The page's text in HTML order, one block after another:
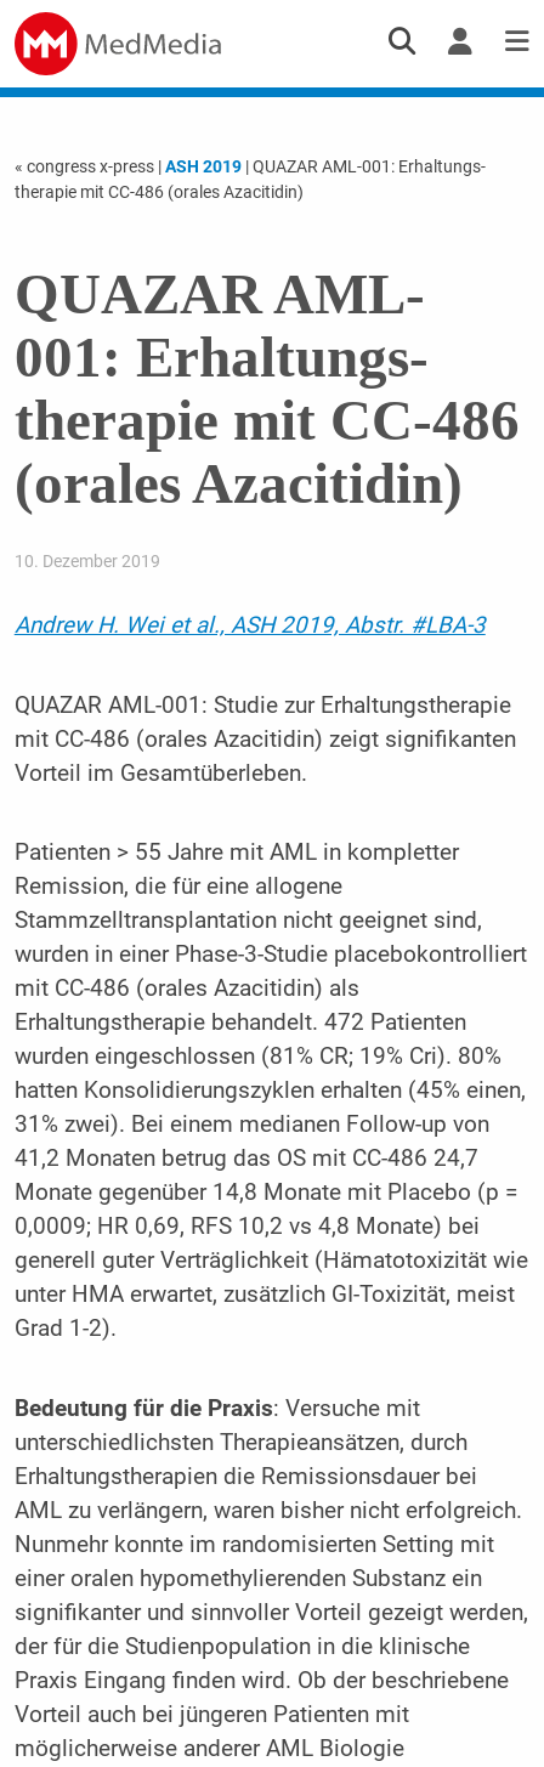
« congress x-press |ASH 2019| QUAZAR AML-001: Er­hal­tungs­
therapie mit CC-486 (orales Azacitidin)
QUAZAR AML-
001: Er­hal­tungs­
therapie mit CC-486
(orales Azacitidin)
10. Dezember 2019
Andrew H. Wei et al., ASH 2019, Abstr. #LBA-3
QUAZAR AML-001: Studie zur Erhaltungstherapie
mit CC-486 (orales Azacitidin) zeigt signifikanten
Vorteil im Gesamtüberleben.
Patienten > 55 Jahre mit AML in kompletter
Remission, die für eine allogene
Stammzelltransplantation nicht geeignet sind,
wurden in einer Phase-3-Studie placebokontrolliert
mit CC-486 (orales Azacitidin) als
Erhaltungstherapie behandelt. 472 Patienten
wurden eingeschlossen (81% CR; 19% Cri). 80%
hatten Konsolidierungszyklen erhalten (45% einen,
31% zwei). Bei einem medianen Follow-up von
41,2 Monaten betrug das OS mit CC-486 24,7
Monate gegenüber 14,8 Monate mit Placebo (p =
0,0009; HR 0,69, RFS 10,2 vs 4,8 Monate) bei
generell guter Verträglichkeit (Hämatotoxizität wie
unter HMA erwartet, zusätzlich GI-Toxizität, meist
Grad 1-2).
Bedeutung für die Praxis: Versuche mit
unterschiedlichsten Therapieansätzen, durch
Erhaltungstherapien die Remissionsdauer bei
AML zu verlängern, waren bisher nicht erfolgreich.
Nunmehr konnte im randomisierten Setting mit
einer oralen hypomethylierenden Substanz ein
signifikanter und sinnvoller Vorteil gezeigt werden,
der für die Studienpopulation in die klinische
Praxis Eingang finden wird. Ob der beschriebene
Vorteil auch bei jüngeren Patienten mit
möglicherweise anderer AML Biologie